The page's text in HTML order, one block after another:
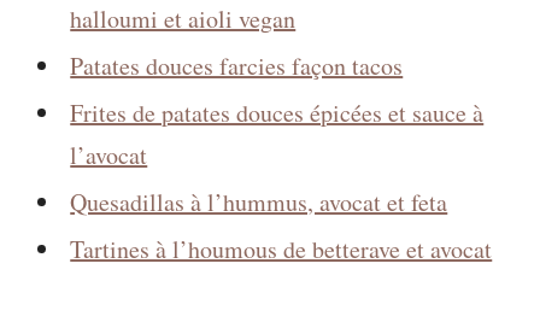
halloumi et aioli vegan
Patates douces farcies façon tacos
Frites de patates douces épicées et sauce à
l’avocat
Quesadillas à l’hummus, avocat et feta
Tartines à l’houmous de betterave et avocat